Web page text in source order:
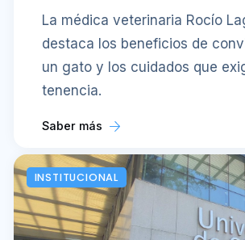
La médica veterinaria Rocío
destaca los beneficios de
un gato y los cuidados que
tenencia.
Saber más
INSTITUCIONAL